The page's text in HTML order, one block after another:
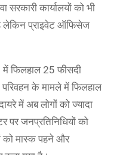
कार्यालयों को भी
लेकिन प्राइवेट ऑफिसेज
में फिलहाल 25 फीसदी
के मामले में फिलहाल
में अब लोगों को ज्यादा
पर जनप्रतिनिधियों को
को मास्क पहने और